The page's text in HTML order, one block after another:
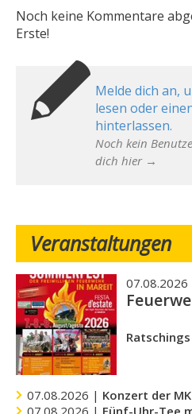
Noch keine Kommentare
Erste!
Melde dich an,
lesen oder
hinterlassen.
Noch kein
dich hier →
Veranstaltungen
07.08.2026
Ratschings
07.08.2026 | Konzert der
07.08.2026 | Fünf-Uhr-Tee